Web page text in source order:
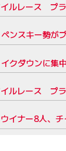
ルレース プ
ンスキー勢が
クダウンに集
ルレース プ
イナー8人、